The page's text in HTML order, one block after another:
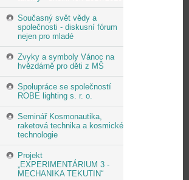
Současný svět vědy a
společnosti - diskusní fórum
nejen pro mladé
Zvyky a symboly Vánoc na
hvězdárně pro děti z MŠ
Spolupráce se společností
ROBE lighting s. r. o.
Seminář Kosmonautika,
raketová technika a kosmické
technologie
Projekt
„EXPERIMENTÁRIUM 3 -
MECHANIKA TEKUTIN“